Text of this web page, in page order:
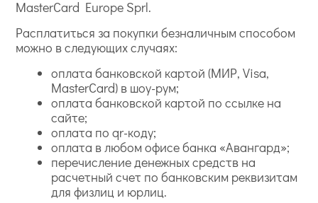
MasterCard Europe Sprl.
Расплатиться за покупки безналичным способом
можно в следующих случаях:
оплата банковской картой (МИР, Visa,
MasterCard) в шоу-рум;
оплата банковской картой по ссылке на
сайте;
оплата по qr-коду;
оплата в любом офисе банка «Авангард»;
перечисление денежных средств на
расчетный счет по банковским реквизитам
для физлиц и юрлиц.